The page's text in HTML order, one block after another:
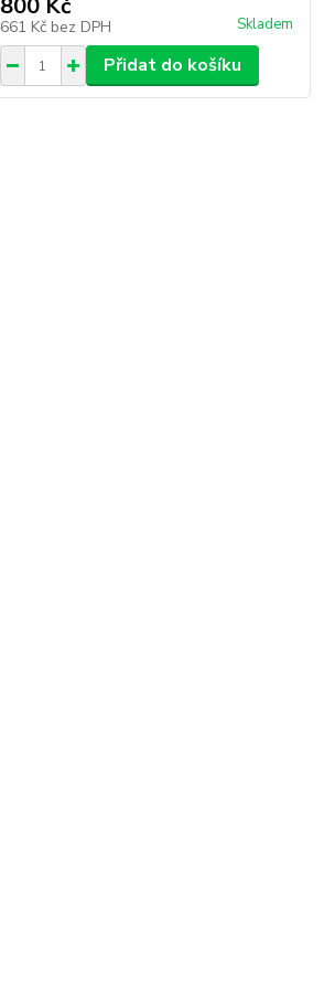
800 Kč
661 Kč bez DPH Skladem
Přidat do košíku